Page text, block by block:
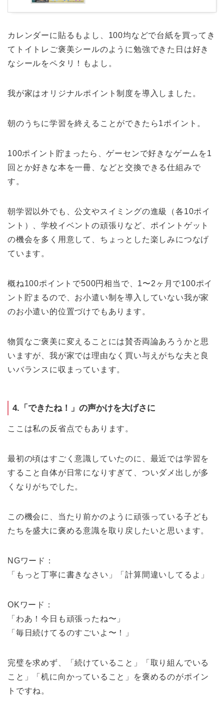
カレンダーに貼るもよし、100均などで台紙を買ってき
てトイトレご褒美シールのように勉強できた日は好き
なシールをペタリ！もよし。
我が家はオリジナルポイント制度を導入しました。
朝のうちに学習を終えることができたら1ポイント。
100ポイント貯まったら、ゲーセンで好きなゲームを1
回とか好きな本を一冊、などと交換できる仕組みで
す。
朝学習以外でも、公文やスイミングの進級（各10ポイ
ント）、学校イベントの頑張りなど、ポイントゲット
の機会を多く用意して、ちょっとした楽しみにつなげ
ています。
概ね100ポイントで500円相当で、1〜2ヶ月で100ポイ
ント貯まるので、お小遣い制を導入していない我が家
のお小遣い的位置づけでもあります。
物質なご褒美に変えることには賛否両論あろうかと思
いますが、我が家では理由なく買い与えがちな夫と良
いバランスに収まっています。
4.「できたね！」の声かけを大げさに
ここは私の反省点でもあります。
最初の頃はすごく意識していたのに、最近では学習を
すること自体が日常になりすぎて、ついダメ出しが多
くなりがちでした。
この機会に、当たり前かのように頑張っている子ども
たちを盛大に褒める意識を取り戻したいと思います。
NGワード：
「もっと丁寧に書きなさい」「計算間違いしてるよ」
OKワード：
「わあ！今日も頑張ったね〜」
「毎日続けてるのすごいよ〜！」
完璧を求めず、「続けていること」「取り組んでいる
こと」「机に向かっていること」を褒めるのがポイン
トですね。